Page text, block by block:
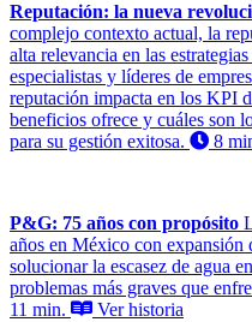
Reputación: la nueva
complejo contexto actual, la
alta relevancia en las
especialistas y líderes de
reputación impacta en los KPI
beneficios ofrece y cuáles son
para su gestión exitosa.
8
P&G: 75 años con propósito
años en México con expansión
solucionar la escasez de agua
problemas más graves que
11 min.
Ver historia